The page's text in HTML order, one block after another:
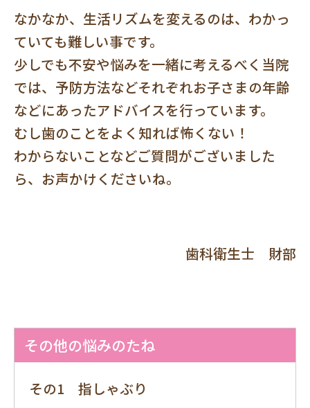
なかなか、生活リズムを変えるのは、わかっ
ていても難しい事です。
少しでも不安や悩みを一緒に考えるべく当院
では、予防方法などそれぞれお子さまの年齢
などにあったアドバイスを行っています。
むし歯のことをよく知れば怖くない！
わからないことなどご質問がございました
ら、お声かけくださいね。
歯科衛生士 財部
その他の悩みのたね
その1 指しゃぶり